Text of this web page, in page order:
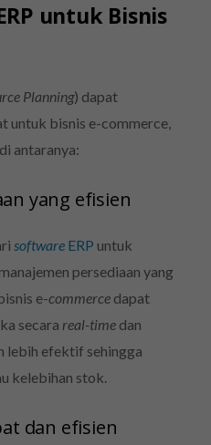
untuk Bisnis
Planning) dapat
untuk bisnis e-commerce,
antaranya:
yang efisien
software ERP untuk
persediaan yang
e-commerce dapat
secara real-time dan
lebih efektif sehingga
kelebihan stok.
dan efisien